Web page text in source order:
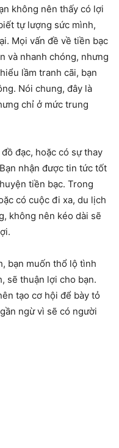
không nên thấy có lợi
tự lượng sức mình,
Mọi vấn đề về tiền bạc
và nhanh chóng, nhưng
lầm tranh cãi, bạn
Nói chung, đây là
chỉ ở mức trung
đạc, hoặc có sự thay
nhận được tin tức tốt
tiền bạc. Trong
có cuộc đi xa, du lịch
không nên kéo dài sẽ
bạn muốn thổ lộ tình
sẽ thuận lợi cho bạn.
tạo cơ hội để bày tỏ
ngừ vì sẽ có người